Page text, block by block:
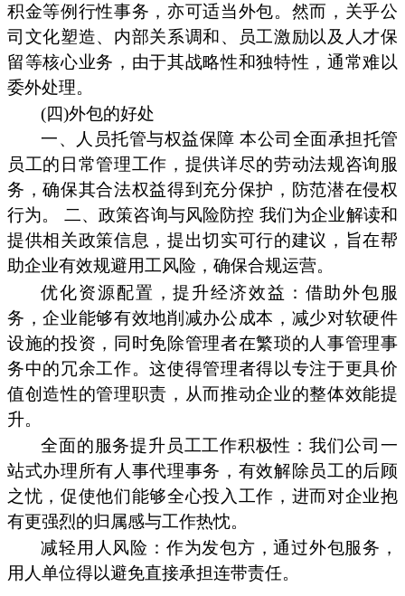
积金等例行性事务，亦可适当外包。然而，关乎公
司文化塑造、内部关系调和、员工激励以及人才保
留等核心业务，由于其战略性和独特性，通常难以
委外处理。
(四)外包的好处
一、人员托管与权益保障 本公司全面承担托管
员工的日常管理工作，提供详尽的劳动法规咨询服
务，确保其合法权益得到充分保护，防范潜在侵权
行为。 二、政策咨询与风险防控 我们为企业解读和
提供相关政策信息，提出切实可行的建议，旨在帮
助企业有效规避用工风险，确保合规运营。
优化资源配置，提升经济效益：借助外包服
务，企业能够有效地削减办公成本，减少对软硬件
设施的投资，同时免除管理者在繁琐的人事管理事
务中的冗余工作。这使得管理者得以专注于更具价
值创造性的管理职责，从而推动企业的整体效能提
升。
全面的服务提升员工工作积极性：我们公司一
站式办理所有人事代理事务，有效解除员工的后顾
之忧，促使他们能够全心投入工作，进而对企业抱
有更强烈的归属感与工作热忱。
减轻用人风险：作为发包方，通过外包服务，
用人单位得以避免直接承担连带责任。